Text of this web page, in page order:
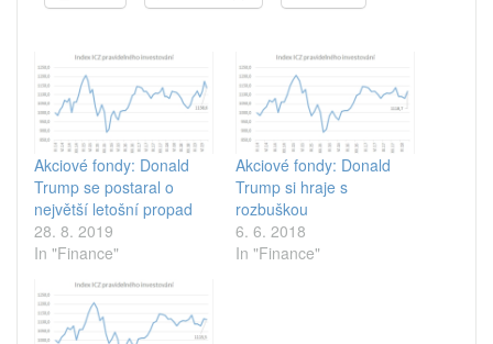
Akciové fondy: Donald
Trump se postaral o
největší letošní propad
28. 8. 2019
In "Finance"
Akciové fondy: Donald
Trump si hraje s
rozbuškou
6. 6. 2018
In "Finance"